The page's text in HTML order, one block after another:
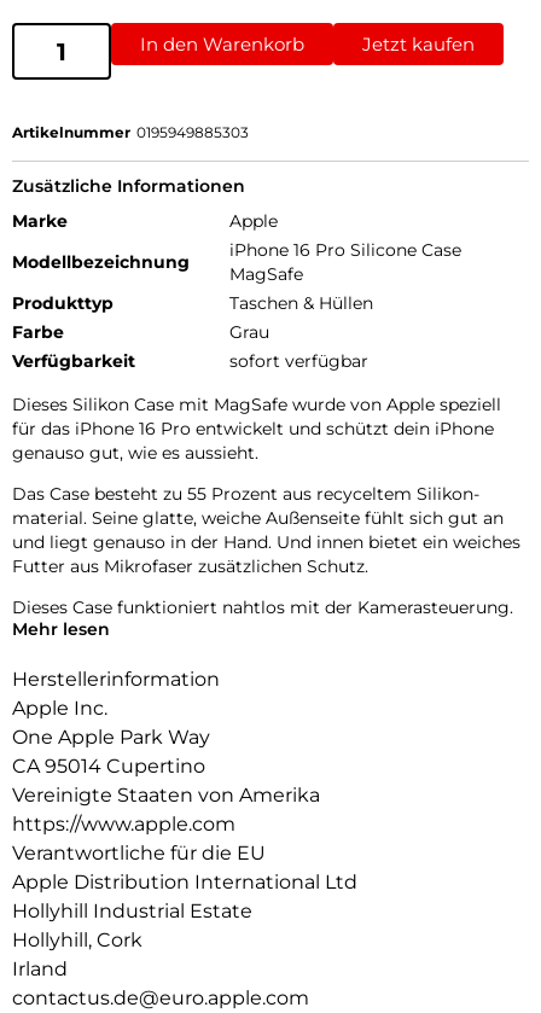
In den Warenkorb Jetzt kaufen
Artikelnummer 0195949885303
Zusätzliche Informationen
Marke
Apple
Modellbezeichnung
iPhone 16 Pro Silicone Case
MagSafe
Produkttyp
Taschen & Hüllen
Farbe
Grau
Verfügbarkeit
sofort verfügbar
Dieses Silikon Case mit MagSafe wurde von Apple speziell
für das iPhone 16 Pro entwickelt und schützt dein iPhone
genauso gut, wie es aussieht.
Das Case besteht zu 55 Prozent aus recyceltem Silikon­
material. Seine glatte, weiche Außenseite fühlt sich gut an
und liegt genauso in der Hand. Und innen bietet ein weiches
Futter aus Mikrofaser zusätzlichen Schutz.
Dieses Case funktioniert nahtlos mit der Kamera­steuerung.
Es hat eine Saphir­kappe mit einer leitenden Schicht, die die
steuerung erkennen kann.
Mit integrierten Magneten, die sich perfekt am iPhone 16 Pro
ausrichten, hält das Case ganz einfach und sorgt für
schnelleres kabel­loses Laden. Lass dein iPhone beim Laden
einfach im Case und docke dein MagSafe Ladegerät an oder
leg es auf dein Qi2 oder Qi zertifiziertes Ladegerät.
Wie jedes von Apple entwickelte Case durchläuft es im Laufe
des Design‑ und Fertigungs­prozesses Tausende von
Teststunden. Deshalb sieht es nicht nur großartig aus,
sondern ist auch dafür gemacht, dein iPhone vor Kratzern
und bei Stürzen zu schützen.
Mehr lesen
Herstellerinformation
Apple Inc.
One Apple Park Way
CA 95014 Cupertino
Vereinigte Staaten von Amerika
https://www.apple.com
Verantwortliche für die EU
Apple Distribution International Ltd
Hollyhill Industrial Estate
Hollyhill, Cork
Irland
contactus.de@euro.apple.com